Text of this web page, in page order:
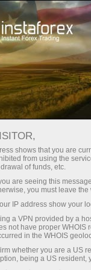
آپ
ہیں: 1:5000 تک کا فائدہ،
اور
انڈیکس
مند حالات۔
مختصر
30% بونس
ہر ڈیپازٹ پر
رفتار
ہائی ویز پر
shows that you are
from using the
of funds, etc.
are seeing this
you must leave
IP address show your
a VPN provided by a
not have proper WHOIS
in the WHOIS
whether you are a US
being a US resident,